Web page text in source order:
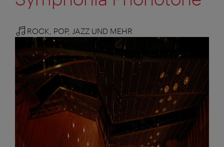
ROCK, POP, JAZZ UND MEHR